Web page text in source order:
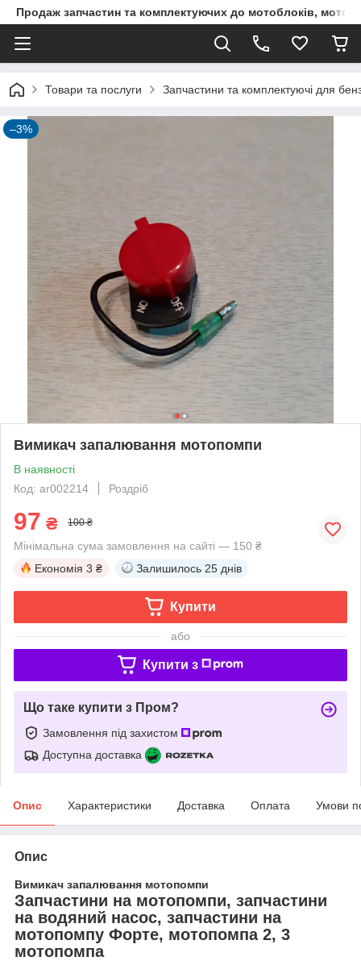
Продаж запчастин та комплектуючих до мотоблоків,
Товари та послуги Запчастини та комплектуючі для
–3%
Вимикач запалювання мотопомпи
В наявності
Код: ar002214
Роздріб
97 ₴ 100 ₴
Мінімальна сума замовлення на сайті — 150 ₴
Економія 3 ₴ Залишилось 25 днів
Купити
або
Купити з
Що таке купити з Пром?
Замовлення під захистом
Доступна доставка
Опис Характеристики Доставка Оплата Умови
Опис
Вимикач запалювання мотопомпи
Запчастини на мотопомпи, запчастини
на водяний насос, запчастини на
мотопомпу Форте, мотопомпа 2, 3
мотопомпа